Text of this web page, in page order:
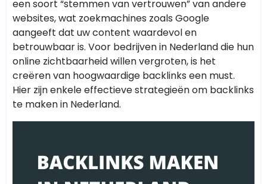
een soort “stemmen van vertrouwen” van andere
websites, wat zoekmachines zoals Google
aangeeft dat uw content waardevol en
betrouwbaar is. Voor bedrijven in Nederland die hun
online zichtbaarheid willen vergroten, is het
creëren van hoogwaardige backlinks een must.
Hier zijn enkele effectieve strategieën om backlinks
te maken in Nederland.